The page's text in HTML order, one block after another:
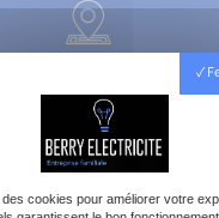
cookies pour améliorer votre